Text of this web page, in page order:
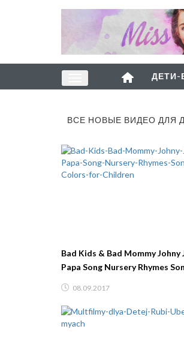
ДЕТИ-
ВСЕ НОВЫЕ ВИДЕО ДЛЯ
Bad Kids & Bad Mommy Johny
Papa Song Nursery Rhymes
08.09.2017